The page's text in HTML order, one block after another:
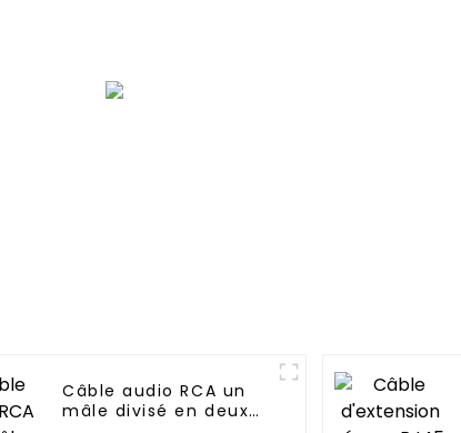
Câble audio RCA un
mâle divisé en deux